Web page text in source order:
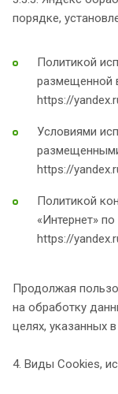
порядке,
Политикой
размещенной
https://
Условиями
https://
Политикой
«Интернет»
https://
Продолжая
на обработку
целях, указанных
4. Виды Cookies,